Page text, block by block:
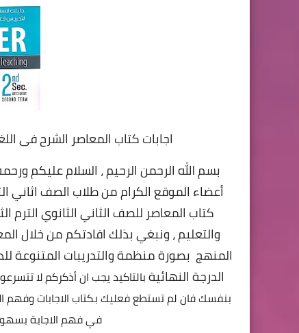
اجابات كتاب المعاصر الشرح فى اللغة
بسم الله الرحمن الرحيم ، السلام عليكم
أعضاء الموقع الكرام من طلاب الصف اثاني
والتعليم ، ونبغي بذلك افادتكم من خلال
المنهج بصورة منظمة والتدريبات المتنوعة
الدرجة النهائيةبالتاكيد يجب ان أذكركم لا
بنفسك فان لم تستطع فعليك بكتاب الاجابات
في فهم الاجابة